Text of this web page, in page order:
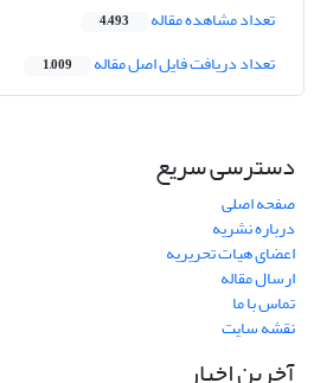
تعداد مشاهده مقاله 4,493
تعداد دریافت فایل اصل مقاله 1,009
دسترسی سریع
صفحه اصلی
درباره نشریه
اعضای هیات تحریریه
ارسال مقاله
تماس با ما
نقشه سایت
آخرین اخبار